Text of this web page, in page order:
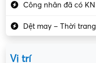
Công nhân đã có KN
Dệt may – Thời trang
Vị trí